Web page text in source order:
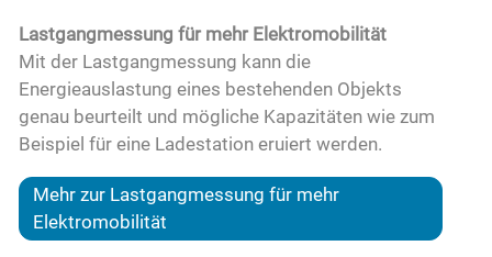
Lastgangmessung für mehr Elektromobilität
Mit der Lastgangmessung kann die
Energieauslastung eines bestehenden Objekts
genau beurteilt und mögliche Kapazitäten wie zum
Beispiel für eine Ladestation eruiert werden.
Mehr zur Lastgangmessung für mehr
Elektromobilität